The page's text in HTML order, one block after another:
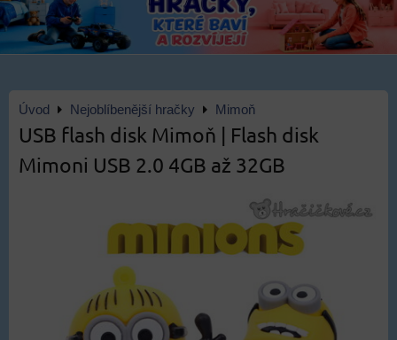
Úvod Nejoblíbenější hračky Mimoň
USB flash disk Mimoň | Flash disk
Mimoni USB 2.0 4GB až 32GB